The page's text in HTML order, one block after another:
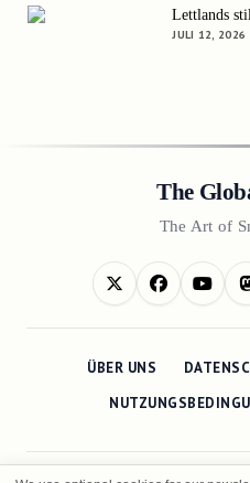
Lettlands
JULI 12, 2026
The
The Art of
ÜBER UNS